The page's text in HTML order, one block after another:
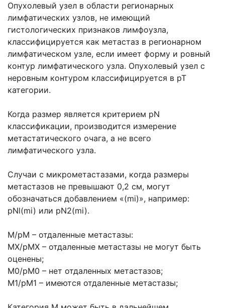
Опухолевый узел в области регионарных
лимфатических узлов, не имеющий
гистологических признаков лимфоузла,
классифицируется как метастаз в регионарном
лимфатическом узле, если имеет форму и ровный
контур лимфатического узла. Опухолевый узел с
неровным контуром классифицируется в рТ
категории.
Когда размер является критерием pN
классификации, производится измерение
метастатического очага, а не всего
лимфатического узла.
Случаи с микрометастазами, когда размеры
метастазов не превышают 0,2 см, могут
обозначаться добавлением «(mi)», например:
pNl(mi) или pN2(mi).
М/рМ – отдаленные метастазы:
МХ/рМХ – отдаленные метастазы не могут быть
оценены;
М0/рМ0 – нет отдаленных метастазов;
М1/рМ1 – имеются отдаленные метастазы;